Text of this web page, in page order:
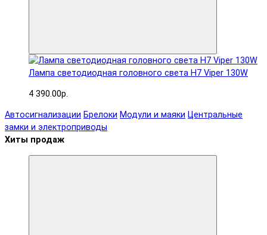
Лампа светодиодная головного света H7 Viper 130W
4 390.00р.
Автосигнализации Брелоки Модули и маяки Центральные
замки и электроприводы
Хиты продаж